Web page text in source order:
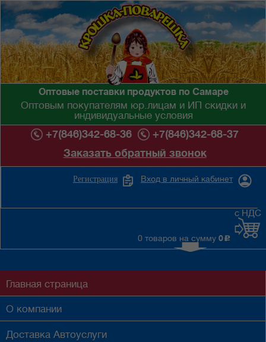
Оптовые поставки продуктов по Самаре
Оптовым покупателям юр.лицам и ИП скидки и
индивидуальные условия
+7(846)342-68-36
+7(846)342-68-37
Заказать обратный звонок
Вход в личный кабинет
Регистрация
0 товаров на сумму 0 c
с НДС
Главная страница
О компании
Доставка Автоуслуги